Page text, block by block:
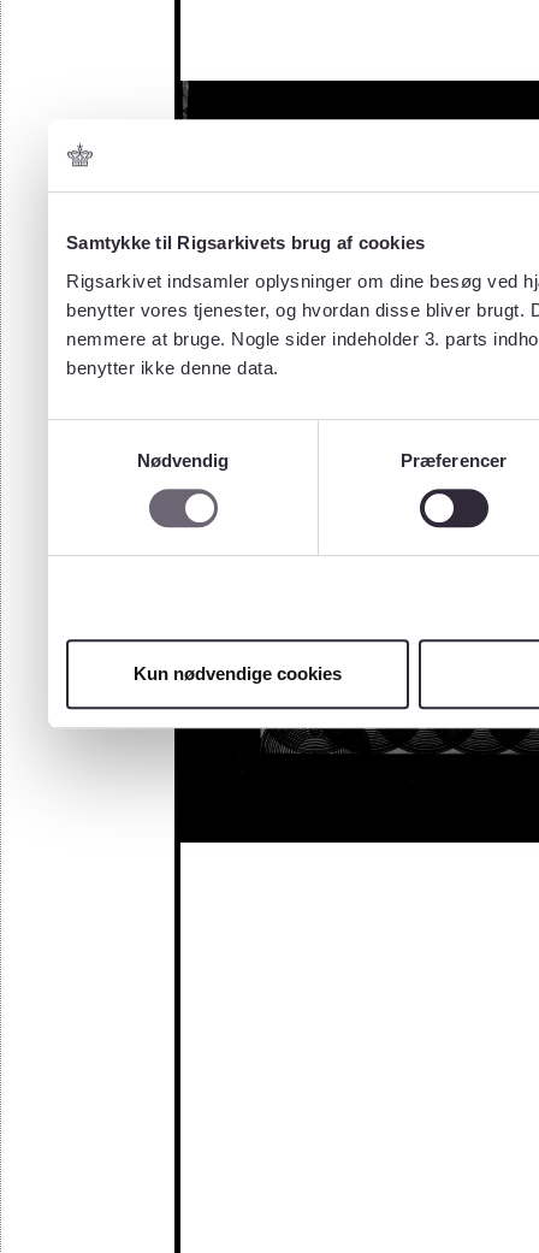
Samtykke til Rigsarkivets brug af cookies
Rigsarkivet indsamler oplysninger om dine besøg ved
benytter vores tjenester, og hvordan disse bliver
nemmere at bruge. Nogle sider indeholder 3. parts
benytter ikke denne data.
Nødvendig
Præferencer
Kun nødvendige cookies